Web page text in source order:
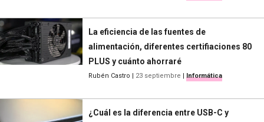
La eficiencia de las fuentes de
alimentación, diferentes certifiaciones 80
PLUS y cuánto ahorraré
Rubén Castro 23 septiembre Informática
¿Cuál es la diferencia entre USB-C y